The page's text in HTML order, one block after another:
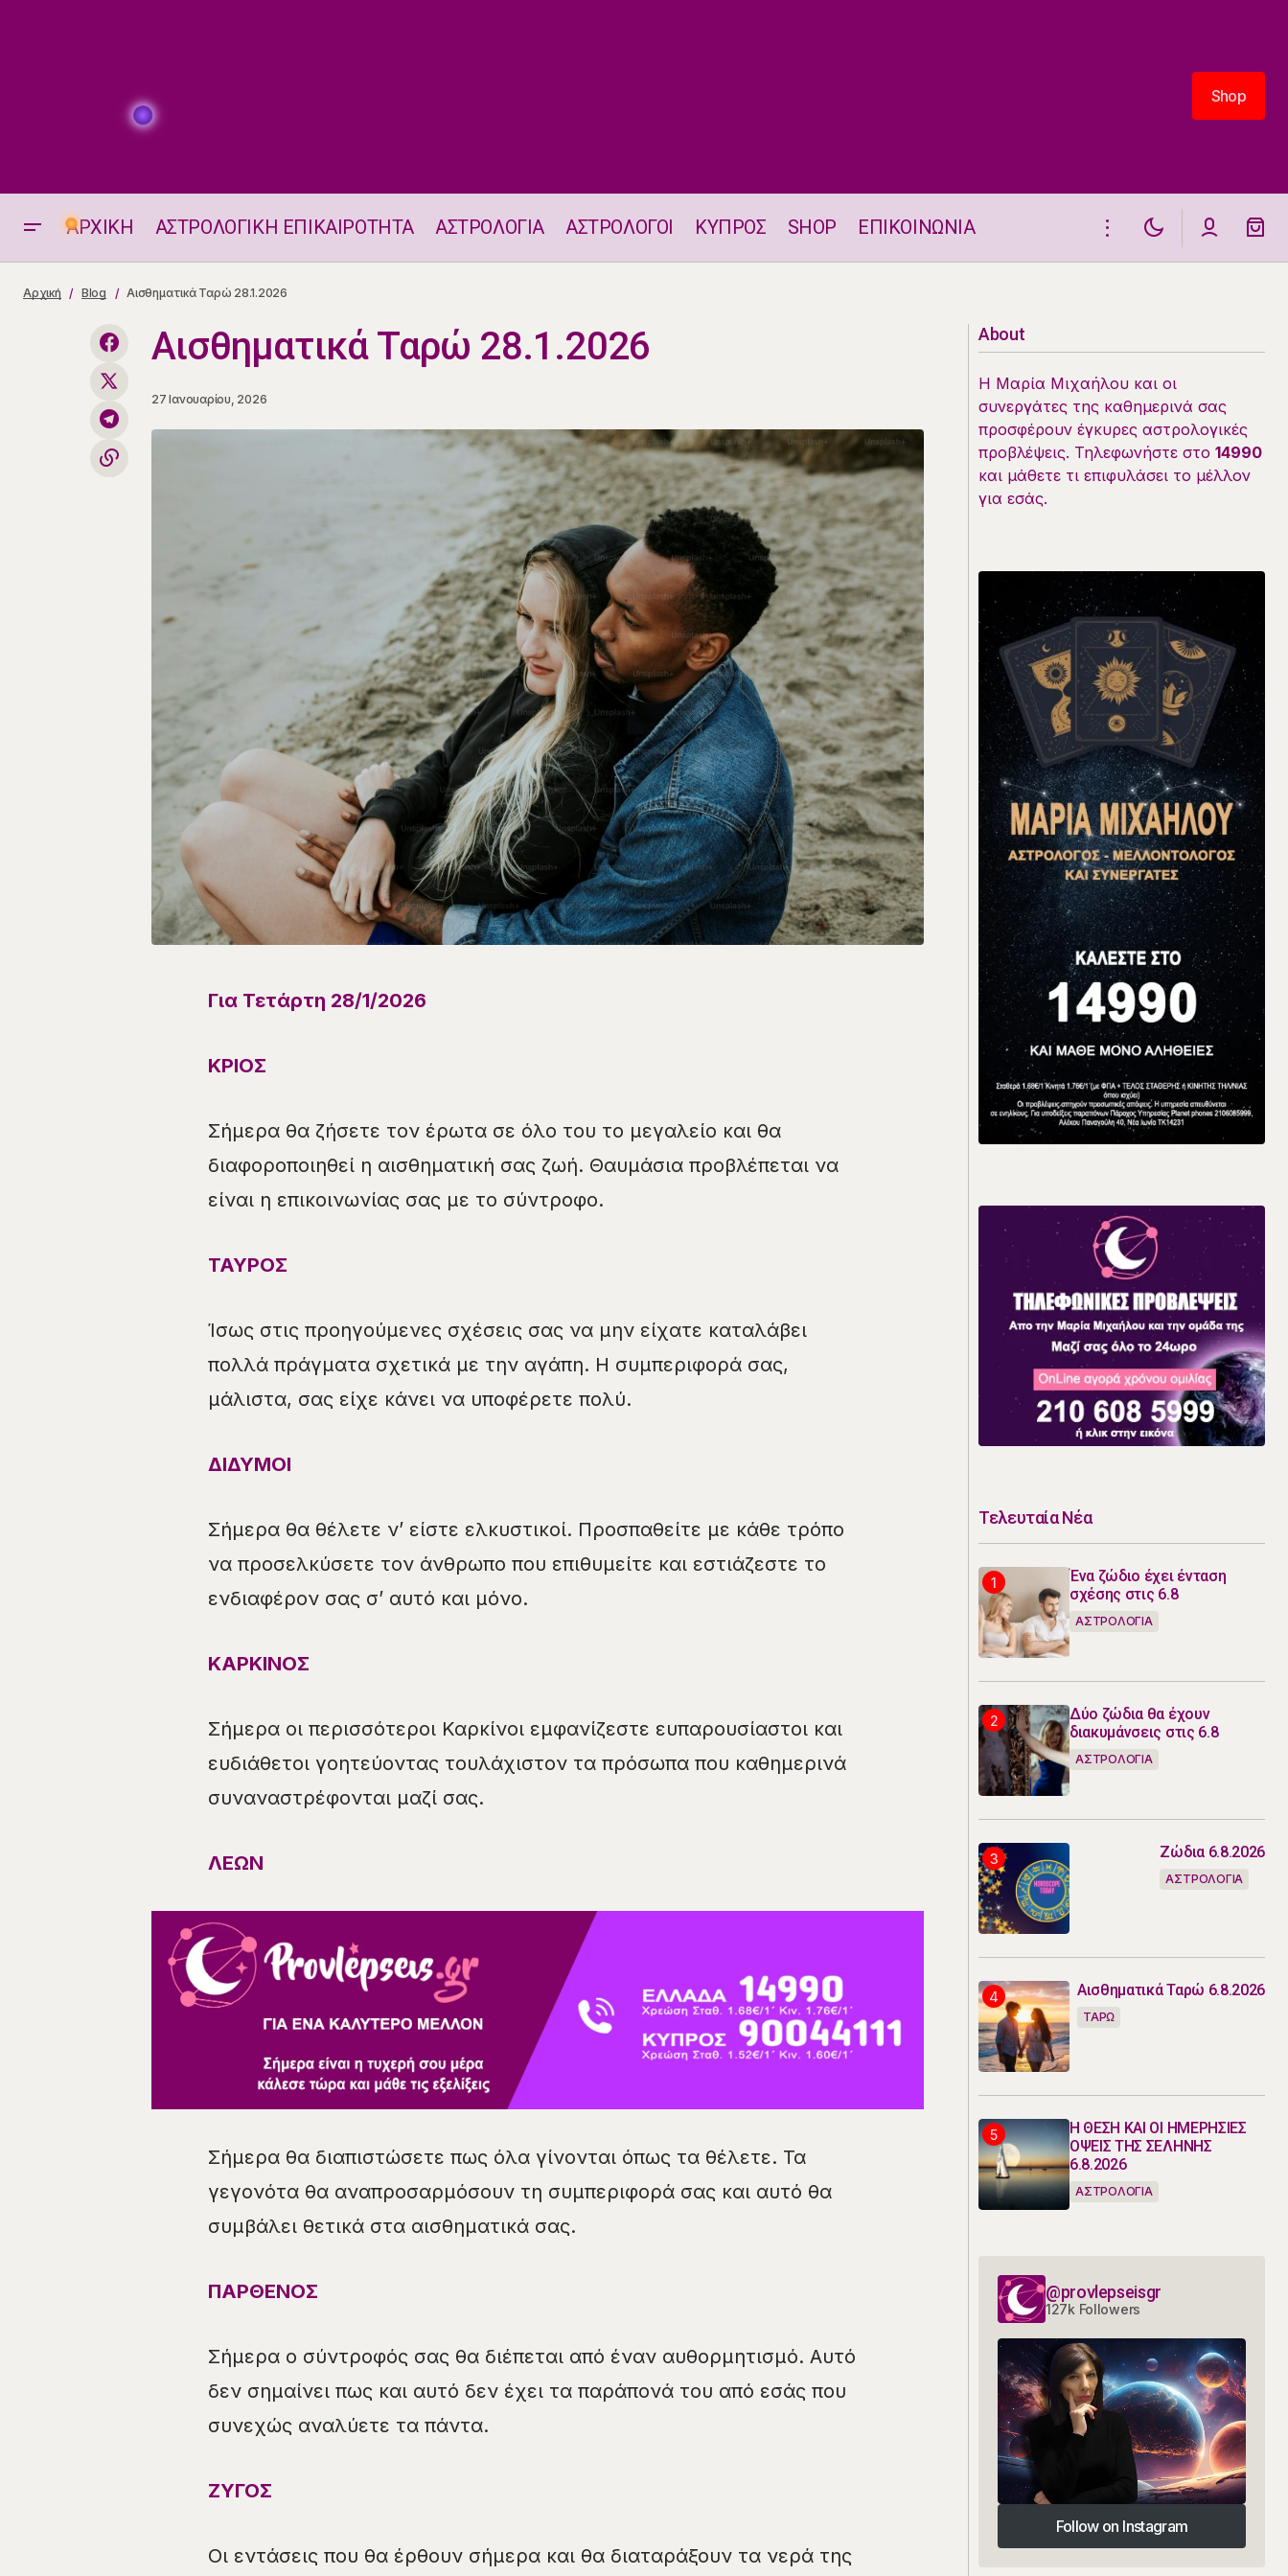
Shop
Shop
ΑΡΧΙΚΗ ΑΣΤΡΟΛΟΓΙΚΗ ΕΠΙΚΑΙΡΟΤΗΤΑ ΑΣΤΡΟΛΟΓΙΑ ΑΣΤΡΟΛΟΓΟΙ ΚΥΠΡΟΣ SHOP ΕΠΙΚΟΙΝΩΝΙΑ
Η ΘΕΣΗ ΚΑΙ ΟΙ ΗΜΕΡΗΣΙΕΣ ΟΨΕΙΣ
ΤΗΣ ΣΕΛΗΝΗΣ 28.1.2026
Αρχική Blog Αισθηματικά Ταρώ 28.1.2026
Αισθηματικά Ταρώ 28.1.2026
27 Ιανουαρίου, 2026
Για Τετάρτη 28/1/2026
ΚΡΙΟΣ
Σήμερα θα ζήσετε τον έρωτα σε όλο του το μεγαλείο και θα
διαφοροποιηθεί η αισθηματική σας ζωή. Θαυμάσια προβλέπεται να
είναι η επικοινωνίας σας με το σύντροφο.
ΤΑΥΡΟΣ
Ίσως στις προηγούμενες σχέσεις σας να μην είχατε καταλάβει
πολλά πράγματα σχετικά με την αγάπη. Η συμπεριφορά σας,
μάλιστα, σας είχε κάνει να υποφέρετε πολύ.
ΔΙΔΥΜΟΙ
Σήμερα θα θέλετε ν’ είστε ελκυστικοί. Προσπαθείτε με κάθε τρόπο
να προσελκύσετε τον άνθρωπο που επιθυμείτε και εστιάζεστε το
ενδιαφέρον σας σ’ αυτό και μόνο.
ΚΑΡΚΙΝΟΣ
Σήμερα οι περισσότεροι Καρκίνοι εμφανίζεστε ευπαρουσίαστοι και
ευδιάθετοι γοητεύοντας τουλάχιστον τα πρόσωπα που καθημερινά
συναναστρέφονται μαζί σας.
ΛΕΩΝ
Σήμερα θα διαπιστώσετε πως όλα γίνονται όπως τα θέλετε. Τα
γεγονότα θα αναπροσαρμόσουν τη συμπεριφορά σας και αυτό θα
συμβάλει θετικά στα αισθηματικά σας.
ΠΑΡΘΕΝΟΣ
Σήμερα ο σύντροφός σας θα διέπεται από έναν αυθορμητισμό. Αυτό
δεν σημαίνει πως και αυτό δεν έχει τα παράπονά του από εσάς που
συνεχώς αναλύετε τα πάντα.
ΖΥΓΟΣ
Οι εντάσεις που θα έρθουν σήμερα και θα διαταράξουν τα νερά της
About
Η Μαρία Μιχαήλου και οι
συνεργάτες της καθημερινά σας
προσφέρουν έγκυρες αστρολογικές
προβλέψεις. Τηλεφωνήστε στο 14990
και μάθετε τι επιφυλάσει το μέλλον
για εσάς.
Τελευταία Νέα
Ένα ζώδιο έχει ένταση
σχέσης στις 6.8
ΑΣΤΡΟΛΟΓΙΑ
Δύο ζώδια θα έχουν
διακυμάνσεις στις 6.8
ΑΣΤΡΟΛΟΓΙΑ
Ζώδια 6.8.2026
ΑΣΤΡΟΛΟΓΙΑ
Αισθηματικά Ταρώ 6.8.2026
ΤΑΡΩ
Η ΘΕΣΗ ΚΑΙ ΟΙ ΗΜΕΡΗΣΙΕΣ
ΟΨΕΙΣ ΤΗΣ ΣΕΛΗΝΗΣ
6.8.2026
ΑΣΤΡΟΛΟΓΙΑ
@provlepseisgr
127k Followers
Follow on Instagram
Follow on Instagram